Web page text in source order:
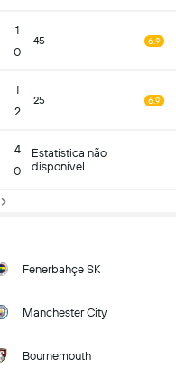
1
0
45 6.9
1
2
25 6.9
4
0
Estatística não
disponível
Fenerbahçe SK
Manchester City
Bournemouth